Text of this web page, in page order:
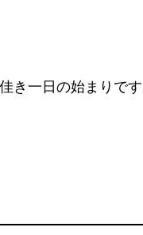
一日の始まりです